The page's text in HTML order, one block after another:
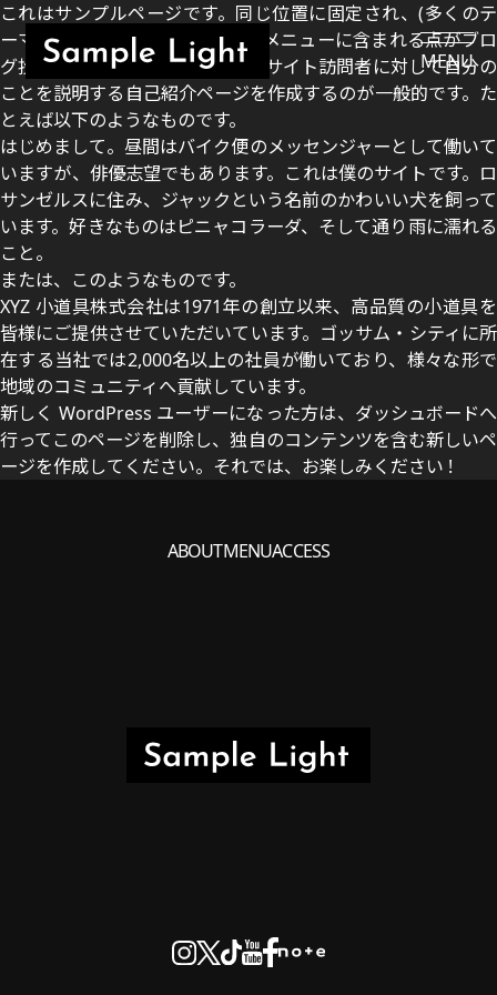
MENU
これはサンプルページです。同じ位置に固定され、(多くのテ
ーマでは) サイトナビゲーションメニューに含まれる点がブロ
グ投稿とは異なります。まずは、サイト訪問者に対して自分の
ことを説明する自己紹介ページを作成するのが一般的です。た
とえば以下のようなものです。
はじめまして。昼間はバイク便のメッセンジャーとして働いて
いますが、俳優志望でもあります。これは僕のサイトです。ロ
サンゼルスに住み、ジャックという名前のかわいい犬を飼って
います。好きなものはピニャコラーダ、そして通り雨に濡れる
こと。
または、このようなものです。
XYZ 小道具株式会社は1971年の創立以来、高品質の小道具を
皆様にご提供させていただいています。ゴッサム・シティに所
在する当社では2,000名以上の社員が働いており、様々な形で
地域のコミュニティへ貢献しています。
新しく WordPress ユーザーになった方は、 ダッシュボードへ
行ってこのページを削除し、独自のコンテンツを含む新しいペ
ージを作成してください。それでは、お楽しみください !
ABOUTMENUACCESS